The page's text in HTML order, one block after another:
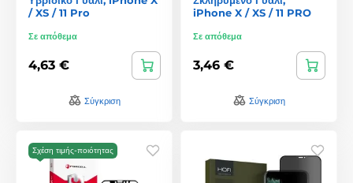
/ XS / 11 Pro
Σε απόθεμα
4,63 €
Σύγκριση
iPhone X / XS / 11 PRO
Σε απόθεμα
3,46 €
Σύγκριση
Σχέση τιμής-ποιότητας